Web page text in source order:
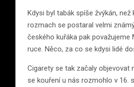
Kdysi byl tabák spíše žvýkán,
rozmach se postaral velmi
českého kuřáka pak
ruce. Něco, za co se kdysi lidé
Cigarety se tak začaly objevovat
se kouření u nás rozmohlo v 16.